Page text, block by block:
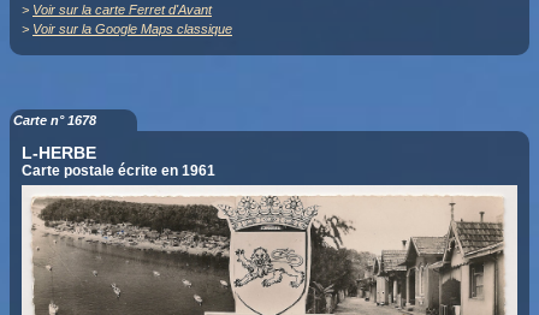
> Voir sur la carte Ferret d'Avant
> Voir sur la Google Maps classique
Carte n° 1678
L-HERBE
Carte postale écrite en 1961